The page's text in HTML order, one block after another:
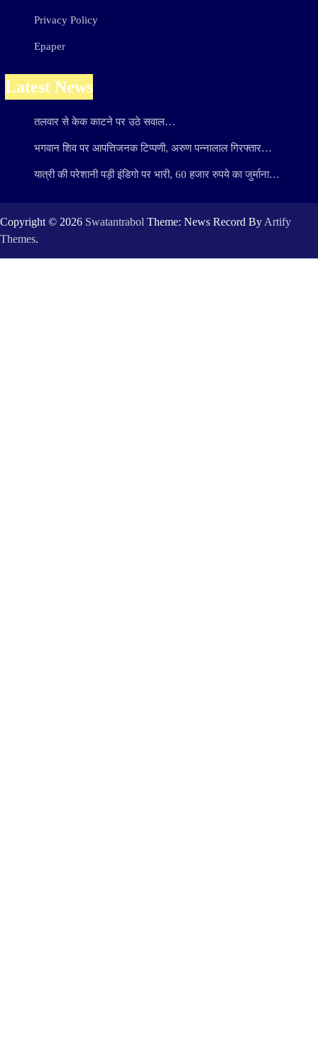
Privacy Policy
Epaper
Latest News
तलवार से केक काटने पर उठे सवाल…
भगवान शिव पर आपत्तिजनक टिप्पणी, अरुण पन्नालाल गिरफ्तार…
यात्री की परेशानी पड़ी इंडिगो पर भारी, 60 हजार रुपये का जुर्माना…
Copyright © 2026 Swatantrabol Theme: News Record By Artify
Themes.